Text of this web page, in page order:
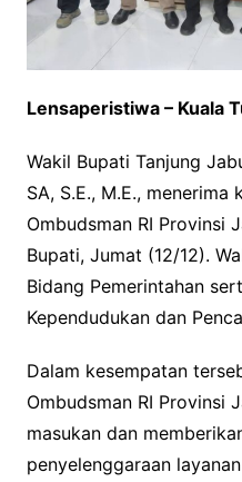
Lensaperistiwa – Kuala
Wakil Bupati Tanjung
SA, S.E., M.E.,
Ombudsman RI Provinsi
Bupati, Jumat (12/12).
Bidang Pemerintahan
Kependudukan dan
Dalam kesempatan
Ombudsman RI Provinsi
masukan dan
penyelenggaraan